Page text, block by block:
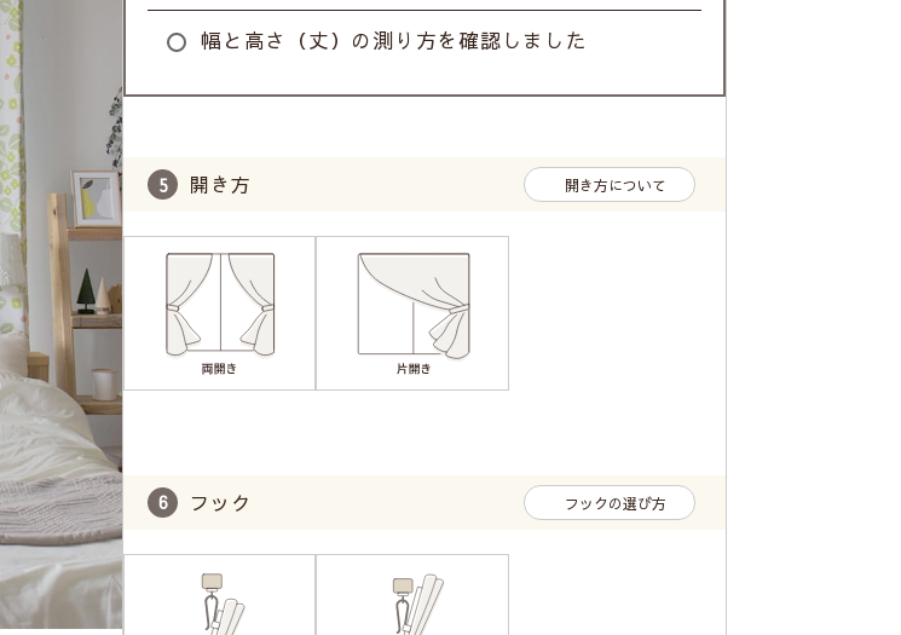
幅と高さ（丈）の測り方を確認しました
開き方 開き方について
フック フックの選び方